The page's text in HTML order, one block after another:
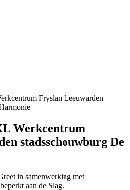
Fryslan Leeuwarden
Werkcentrum
stadsschouwburg De
in samenwerking met
aan de Slag.